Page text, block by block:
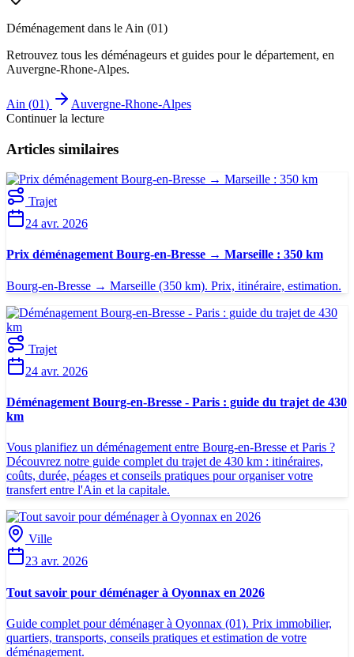
Déménagement dans le Ain (01)
Retrouvez tous les déménageurs et guides pour le département, en
Auvergne-Rhone-Alpes.
Ain (01)
Auvergne-Rhone-Alpes
Continuer la lecture
Articles similaires
Trajet
24 avr. 2026
Prix déménagement Bourg-en-Bresse → Marseille : 350 km
Bourg-en-Bresse → Marseille (350 km). Prix, itinéraire, estimation.
Trajet
24 avr. 2026
Déménagement Bourg-en-Bresse - Paris : guide du trajet de 430
km
Vous planifiez un déménagement entre Bourg-en-Bresse et Paris ?
Découvrez notre guide complet du trajet de 430 km : itinéraires,
coûts, durée, péages et conseils pratiques pour organiser votre
transfert entre l'Ain et la capitale.
Ville
23 avr. 2026
Tout savoir pour déménager à Oyonnax en 2026
Guide complet pour déménager à Oyonnax (01). Prix immobilier,
quartiers, transports, conseils pratiques et estimation de votre
déménagement.